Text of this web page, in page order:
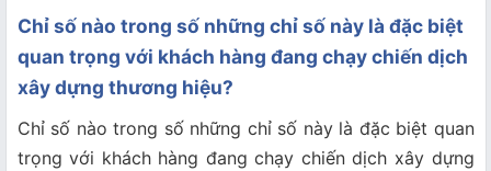
Chỉ số nào trong số những chỉ số này là đặc biệt
quan trọng với khách hàng đang chạy chiến dịch
xây dựng thương hiệu?
Chỉ số nào trong số những chỉ số này là đặc biệt quan
trọng với khách hàng đang chạy chiến dịch xây dựng